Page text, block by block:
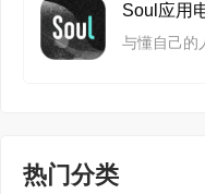
Soul应用
热门分类